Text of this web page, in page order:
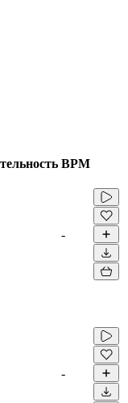
BPM
-
-